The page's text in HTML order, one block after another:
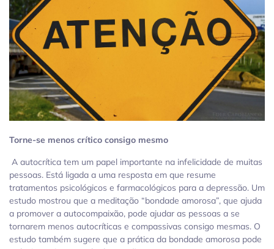
Torne-se menos crítico consigo mesmo
A autocrítica tem um papel importante na infelicidade de muitas
pessoas. Está ligada a uma resposta em que resume
tratamentos psicológicos e farmacológicos para a depressão. Um
estudo mostrou que a meditação “bondade amorosa”, que ajuda
a promover a autocompaixão, pode ajudar as pessoas a se
tornarem menos autocríticas e compassivas consigo mesmas. O
estudo também sugere que a prática da bondade amorosa pode